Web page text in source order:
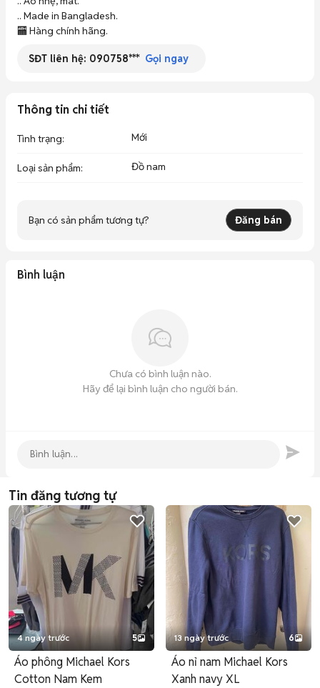
.. Made in Bangladesh.
🏧 Hàng chính hãng.
SĐT liên hệ: 090758*** Gọi ngay
Thông tin chi tiết
Tình trạng: Mới
Loại sản phẩm: Đồ nam
Bạn có sản phẩm tương tự? Đăng bán
Bình luận
Chưa có bình luận nào.
Hãy để lại bình luận cho người bán.
Tin đăng tương tự
4 ngày trước 5
Áo phông Michael Kors
Cotton Nam Kem
13 ngày trước 6
Áo nỉ nam Michael Kors
Xanh navy XL